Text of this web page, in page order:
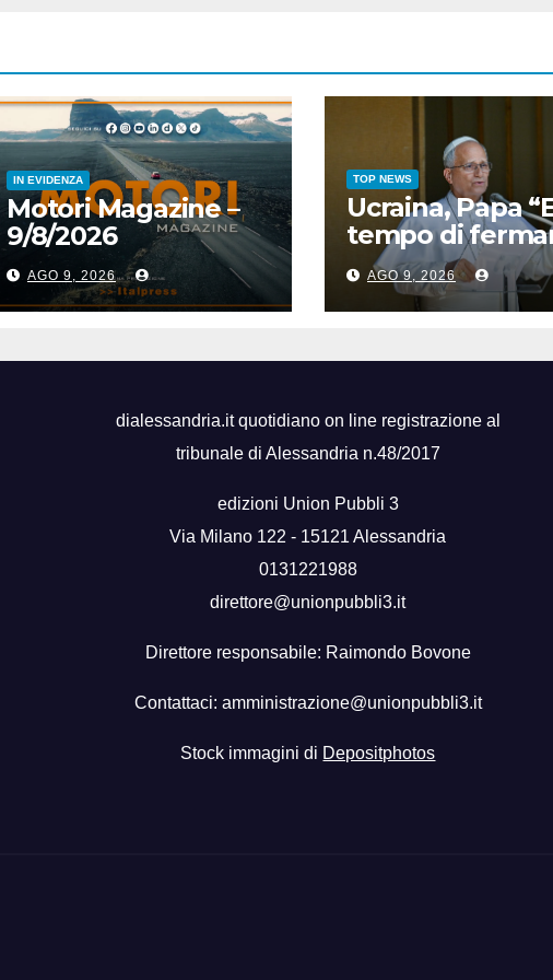
IN EVIDENZA
Motori Magazine –
9/8/2026
AGO 9, 2026
TOP NEWS
Ucraina, Papa
tempo di
spirale di
AGO 9, 2026
dialessandria.it quotidiano on line registrazione al
tribunale di Alessandria n.48/2017
edizioni Union Pubbli 3
Via Milano 122 - 15121 Alessandria
0131221988
direttore@unionpubbli3.it
Direttore responsabile: Raimondo Bovone
Contattaci: amministrazione@unionpubbli3.it
Stock immagini di Depositphotos